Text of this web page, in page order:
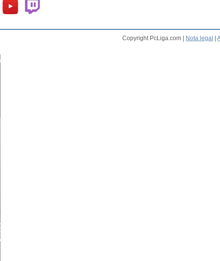
Copyright PcLiga.com | Nota legal |